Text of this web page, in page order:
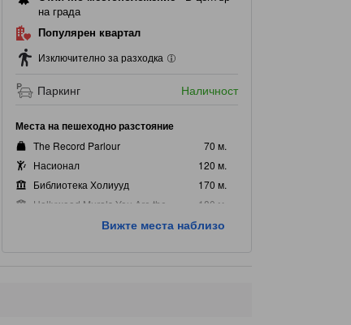
на града
Популярен квартал
Изключително за разходка
Паркинг Наличност
Места на пешеходно разстояние
The Record Parlour
70 м.
Насионал
120 м.
Библиотека Холиууд
170 м.
180 м.
Имрпов Олимпик Уест
200 м.
Вижте места наблизо